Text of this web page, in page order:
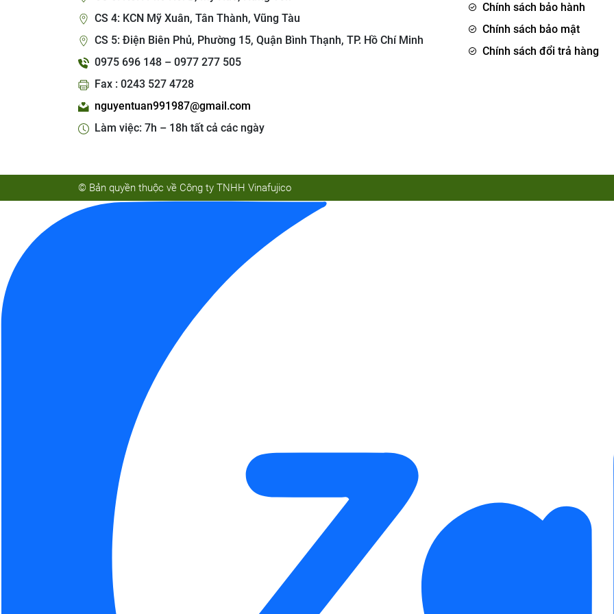
CS 4: KCN Mỹ Xuân, Tân Thành, Vũng Tàu
CS 5: Điện Biên Phủ, Phường 15, Quận Bình Thạnh, TP. Hồ Chí Minh
0975 696 148 – 0977 277 505
Fax : 0243 527 4728
nguyentuan991987@gmail.com
Làm việc: 7h – 18h tất cả các ngày
Chính sách bảo hành
Chính sách bảo mật
Chính sách đổi trả hàng
© Bản quyền thuộc về Công ty TNHH Vinafujico